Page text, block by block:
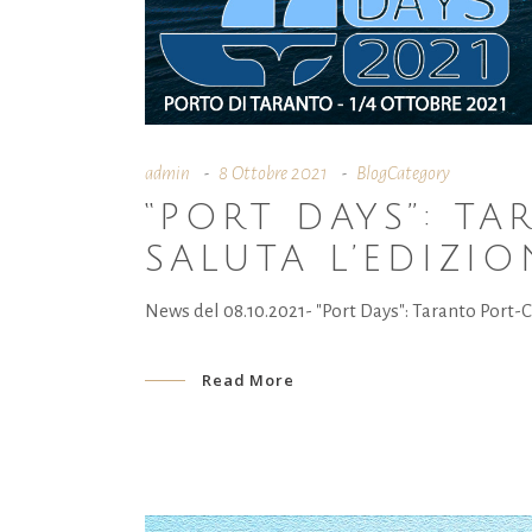
admin 8 Ottobre 2021 BlogCategory
“PORT DAYS”:
SALUTA
News del 08.10.2021- "Port Days": Taranto Port-
Read More